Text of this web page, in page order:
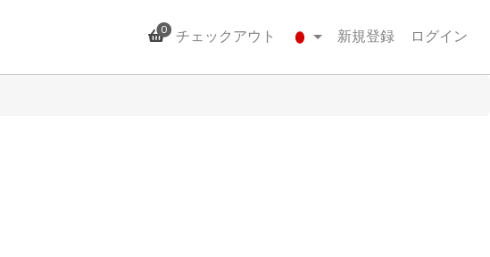
0 チェックアウト 新規登録 ログイン